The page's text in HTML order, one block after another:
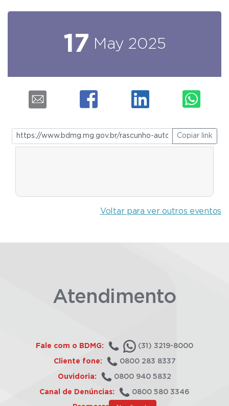
17 May 2025
Copiar link
Voltar para ver outros eventos
Atendimento
Fale com o BDMG: (31) 3219-8000
Cliente fone: 0800 283 8337
Ouvidoria: 0800 940 5832
Canal de Denúncias: 0800 580 3346